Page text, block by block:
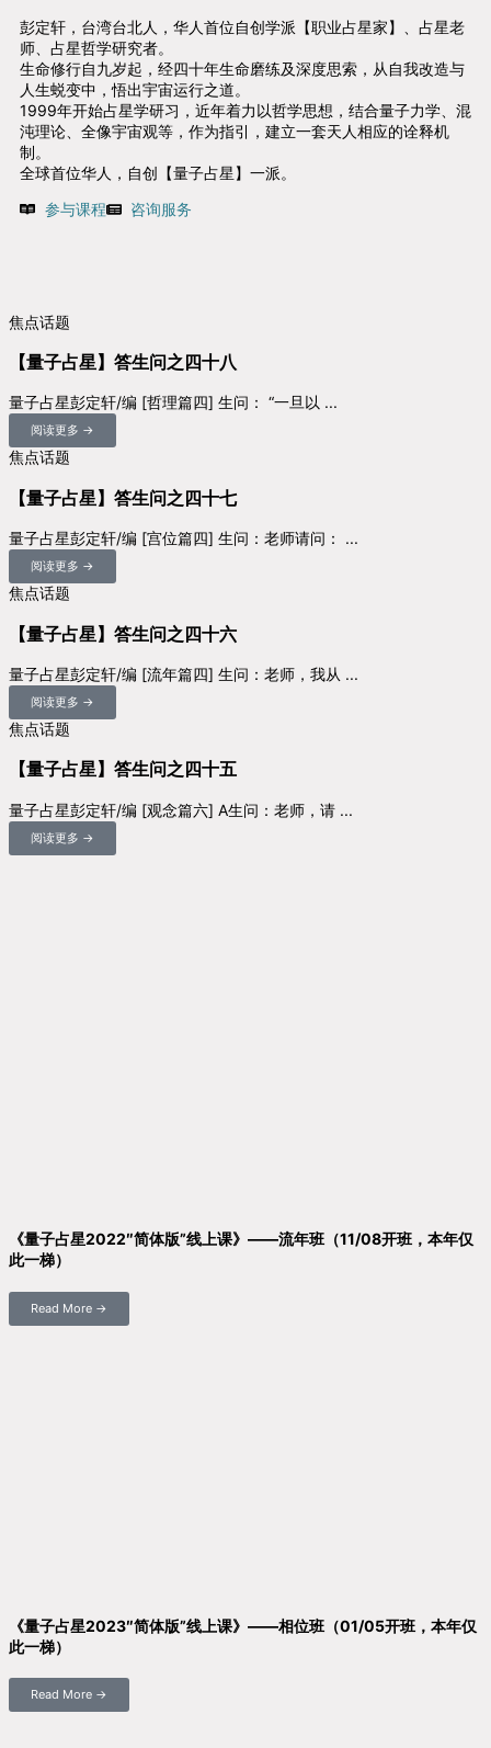
彭定轩，台湾台北人，华人首位自创学派【职业占星家】、占星老
师、占星哲学研究者。
生命修行自九岁起，经四十年生命磨练及深度思索，从自我改造与
人生蜕变中，悟出宇宙运行之道。
1999年开始占星学研习，近年着力以哲学思想，结合量子力学、混
沌理论、全像宇宙观等，作为指引，建立一套天人相应的诠释机
制。
全球首位华人，自创【量子占星】一派。
参与课程
咨询服务
焦点话题
【量子占星】答生问之四十八
量子占星彭定轩/编 [哲理篇四] 生问： “一旦以 ...
阅读更多 →
焦点话题
【量子占星】答生问之四十七
量子占星彭定轩/编 [宫位篇四] 生问：老师请问： ...
阅读更多 →
焦点话题
【量子占星】答生问之四十六
量子占星彭定轩/编 [流年篇四] 生问：老师，我从 ...
阅读更多 →
焦点话题
【量子占星】答生问之四十五
量子占星彭定轩/编 [观念篇六] A生问：老师，请 ...
阅读更多 →
《量子占星2022″简体版”线上课》——流年班（11/08开班，本年仅
此一梯）
Read More →
《量子占星2023″简体版”线上课》——相位班（01/05开班，本年仅
此一梯）
Read More →